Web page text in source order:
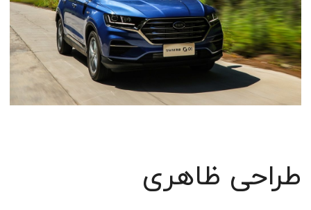
طراحی ظاهری